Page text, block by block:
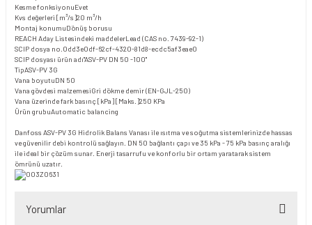
Kesme fonksiyonuEvet
Kvs değerleri [m³/s]20 m³/h
Montaj konumuDönüş borusu
REACH Aday Listesindeki maddelerLead (CAS no. 7439-92-1)
SCIP dosya no. 0dd3e0df-62cf-4320-81d8-ecdc5af3eae0
SCIP dosyası ürün adı"ASV-PV DN 50 -100"
TipASV-PV 3G
Vana boyutuDN 50
Vana gövdesi malzemesiGri dökme demir (EN-GJL-250)
Vana üzerinde fark basınç [kPa] [Maks.]250 KPa
Ürün grubuAutomatic balancing
Danfoss ASV-PV 3G Hidrolik Balans Vanası ile ısıtma ve soğutma sistemlerinizde hassas
ve güvenilir debi kontrolü sağlayın. DN 50 bağlantı çapı ve 35 kPa - 75 kPa basınç aralığı
ile ideal bir çözüm sunar. Enerji tasarrufu ve konforlu bir ortam yaratarak sistem
ömrünü uzatır.
Yorumlar